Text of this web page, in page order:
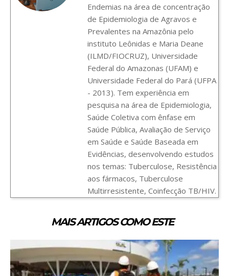
Endemias na área de concentração
de Epidemiologia de Agravos e
Prevalentes na Amazônia pelo
instituto Leônidas e Maria Deane
(ILMD/FIOCRUZ), Universidade
Federal do Amazonas (UFAM) e
Universidade Federal do Pará (UFPA
- 2013). Tem experiência em
pesquisa na área de Epidemiologia,
Saúde Coletiva com ênfase em
Saúde Pública, Avaliação de Serviço
em Saúde e Saúde Baseada em
Evidências, desenvolvendo estudos
nos temas: Tuberculose, Resistência
aos fármacos, Tuberculose
Multirresistente, Coinfecção TB/HIV.
MAIS ARTIGOS COMO ESTE